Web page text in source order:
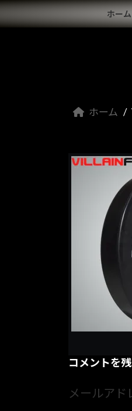
コ
ン
ナ
ビ
ホーム
ホーム
コメントを
メールアド